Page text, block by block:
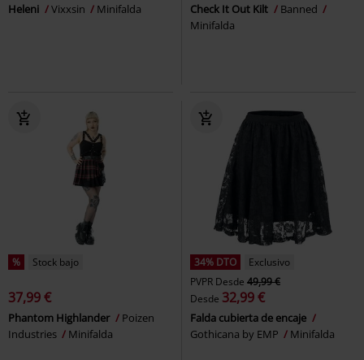
Heleni Vixxsin Minifalda Check It Out Kilt
Banned
Minifalda
% Stock bajo
37,99 €
Phantom Highlander
Poizen
Industries
Minifalda
34% DTO
Exclusivo
PVPR Desde 49,99 €
Desde 32,99 €
Falda cubierta de encaje
Gothicana by EMP
Minifalda